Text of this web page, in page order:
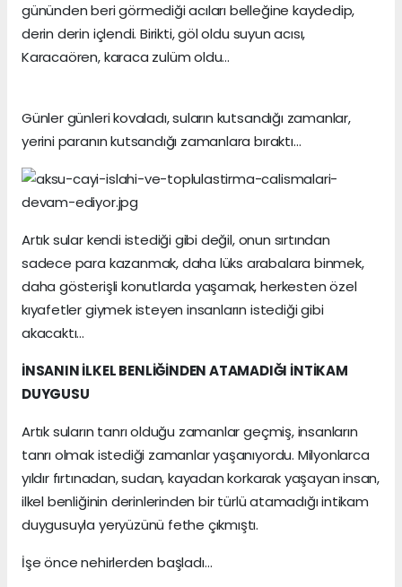
gününden beri görmediği acıları belleğine kaydedip,
derin derin içlendi. Birikti, göl oldu suyun acısı,
Karacaören, karaca zulüm oldu…
Günler günleri kovaladı, suların kutsandığı zamanlar,
yerini paranın kutsandığı zamanlara bıraktı…
Artık sular kendi istediği gibi değil, onun sırtından
sadece para kazanmak, daha lüks arabalara binmek,
daha gösterişli konutlarda yaşamak, herkesten özel
kıyafetler giymek isteyen insanların istediği gibi
akacaktı…
İNSANIN İLKEL BENLİĞİNDEN ATAMADIĞI İNTİKAM
DUYGUSU
Artık suların tanrı olduğu zamanlar geçmiş, insanların
tanrı olmak istediği zamanlar yaşanıyordu. Milyonlarca
yıldır fırtınadan, sudan, kayadan korkarak yaşayan insan,
ilkel benliğinin derinlerinden bir türlü atamadığı intikam
duygusuyla yeryüzünü fethe çıkmıştı.
İşe önce nehirlerden başladı…